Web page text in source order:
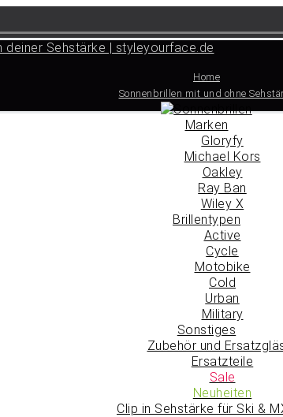
Home
Sonnenbrillen mit und ohne
Marken
Gloryfy
Michael Kors
Oakley
Ray Ban
Wiley X
Brillentypen
Active
Cycle
Motobike
Cold
Urban
Military
Sonstiges
Zubehör und
Ersatzteile
Sale
Neuheiten
Clip in Sehstärke für Ski &